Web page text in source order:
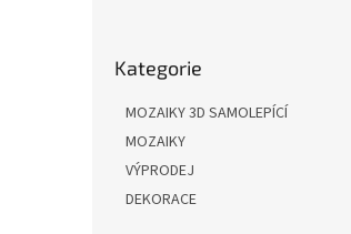
kategorie
Kategorie
MOZAIKY 3D SAMOLEPÍCÍ
MOZAIKY
VÝPRODEJ
DEKORACE